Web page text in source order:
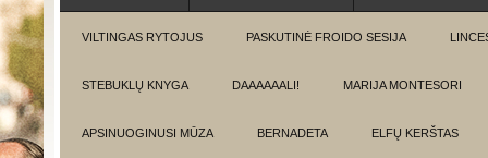
VILTINGAS RYTOJUS PASKUTINĖ FROIDO SESIJA
STEBUKLŲ KNYGA DAAAAAALI! MARIJA MONTESORI
APSINUOGINUSI MŪZA BERNADETA ELFŲ KERŠTAS